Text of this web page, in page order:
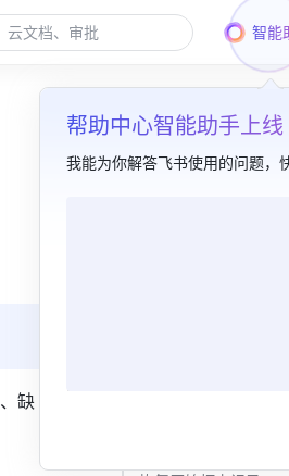
智能
帮助中心智能助手上线
我能为你解答飞书使用的问题，
缺